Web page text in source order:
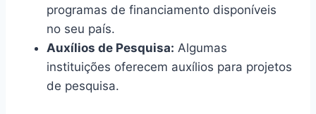
programas de financiamento disponíveis
no seu país.
Auxílios de Pesquisa: Algumas
instituições oferecem auxílios para projetos
de pesquisa.